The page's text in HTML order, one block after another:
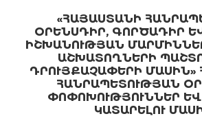
«ՀԱՅԱՍՏԱՆԻ
ՕՐԵՆՍԴԻՐ, ԳՈՐԾԱԴԻՐ
ԻՇԽԱՆՈՒԹՅԱՆ
ԱՇԽԱՏՈՂՆԵՐԻ
ԴՐՈՒՅՔԱՉԱՓԵՐԻ ՄԱՍԻՆ»
ՀԱՆՐԱՊԵՏՈՒԹՅԱՆ
ՓՈՓՈԽՈՒԹՅՈՒՆՆԵՐ ԵՎ
ԿԱՏԱՐԵԼՈՒ